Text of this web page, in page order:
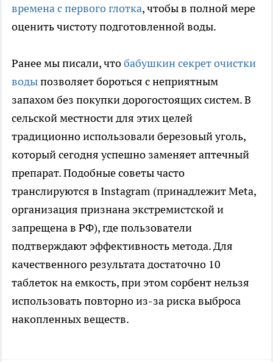
времена с первого глотка, чтобы в полной мере
оценить чистоту подготовленной воды.
Ранее мы писали, чтобабушкин секрет очистки
водыпозволяет бороться с неприятным
запахом без покупки дорогостоящих систем. В
сельской местности для этих целей
традиционно использовали березовый уголь,
который сегодня успешно заменяет аптечный
препарат. Подобные советы часто
транслируются в Instagram (принадлежит Meta,
организация признана экстремистской и
запрещена в РФ), где пользователи
подтверждают эффективность метода. Для
качественного результата достаточно 10
таблеток на емкость, при этом сорбент нельзя
использовать повторно из-за риска выброса
накопленных веществ.